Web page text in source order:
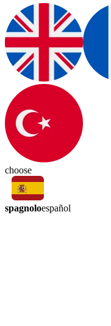
choose
spagnoloespañol